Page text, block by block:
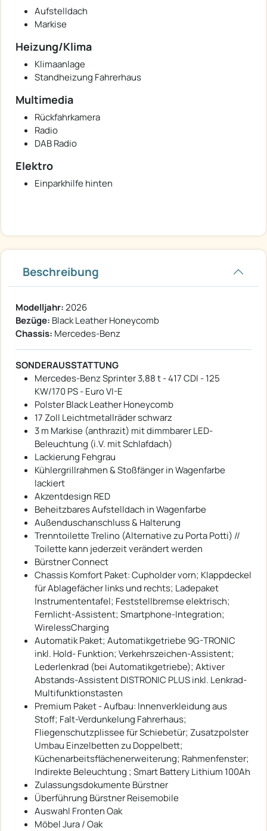
Aufstelldach
Markise
Heizung/Klima
Klimaanlage
Standheizung Fahrerhaus
Multimedia
Rückfahrkamera
Radio
DAB Radio
Elektro
Einparkhilfe hinten
Beschreibung
Modelljahr:2026
Bezüge: Black Leather Honeycomb
Chassis: Mercedes-Benz
SONDERAUSSTATTUNG
Mercedes-Benz Sprinter 3,88 t - 417 CDI - 125
KW/170 PS - Euro VI-E
Polster Black Leather Honeycomb
17 Zoll Leichtmetallräder schwarz
3 m Markise (anthrazit) mit dimmbarer LED-
Beleuchtung (i.V. mit Schlafdach)
Lackierung Fehgrau
Kühlergrillrahmen & Stoßfänger in Wagenfarbe
lackiert
Akzentdesign RED
Beheitzbares Aufstelldach in Wagenfarbe
Außenduschanschluss & Halterung
Trenntoilette Trelino (Alternative zu Porta Potti) //
Toilette kann jederzeit verändert werden
Bürstner Connect
Chassis Komfort Paket: Cupholder vorn; Klappdeckel
für Ablagefächer links und rechts; Ladepaket
Instrumententafel; Feststellbremse elektrisch;
Fernlicht-Assistent; Smartphone-Integration;
WirelessCharging
Automatik Paket; Automatikgetriebe 9G-TRONIC
inkl. Hold- Funktion; Verkehrszeichen-Assistent;
Lederlenkrad (bei Automatikgetriebe); Aktiver
Abstands-Assistent DISTRONIC PLUS inkl. Lenkrad-
Multifunktionstasten
Premium Paket - Aufbau: Innenverkleidung aus
Stoff; Falt-Verdunkelung Fahrerhaus;
Fliegenschutzplissee für Schiebetür; Zusatzpolster
Umbau Einzelbetten zu Doppelbett;
Küchenarbeitsflächenerweiterung; Rahmenfenster;
Indirekte Beleuchtung ; Smart Battery Lithium 100Ah
Zulassungsdokumente Bürstner
Überführung Bürstner Reisemobile
Auswahl Fronten Oak
Möbel Jura / Oak